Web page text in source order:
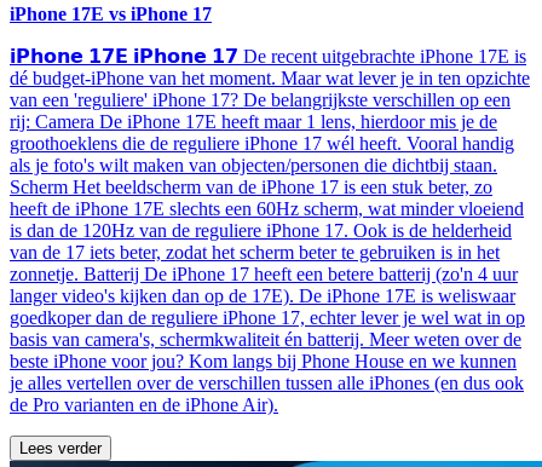
iPhone 17E vs iPhone 17
𝗶𝗣𝗵𝗼𝗻𝗲 𝟭𝟳𝗘 𝗶𝗣𝗵𝗼𝗻𝗲 𝟭𝟳 De recent uitgebrachte iPhone 17E is
dé budget-iPhone van het moment. Maar wat lever je in ten opzichte
van een 'reguliere' iPhone 17? De belangrijkste verschillen op een
rij: Camera De iPhone 17E heeft maar 1 lens, hierdoor mis je de
groothoeklens die de reguliere iPhone 17 wél heeft. Vooral handig
als je foto's wilt maken van objecten/personen die dichtbij staan.
Scherm Het beeldscherm van de iPhone 17 is een stuk beter, zo
heeft de iPhone 17E slechts een 60Hz scherm, wat minder vloeiend
is dan de 120Hz van de reguliere iPhone 17. Ook is de helderheid
van de 17 iets beter, zodat het scherm beter te gebruiken is in het
zonnetje. Batterij De iPhone 17 heeft een betere batterij (zo'n 4 uur
langer video's kijken dan op de 17E). De iPhone 17E is weliswaar
goedkoper dan de reguliere iPhone 17, echter lever je wel wat in op
basis van camera's, schermkwaliteit én batterij. Meer weten over de
beste iPhone voor jou? Kom langs bij Phone House en we kunnen
je alles vertellen over de verschillen tussen alle iPhones (en dus ook
de Pro varianten en de iPhone Air).
Lees verder